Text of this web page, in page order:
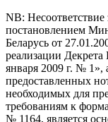
NB:
постановлением
Беларусь от
реализации Декрета
января 2009 г. № 1»,
предоставленных
необходимых для
требованиям к
№ 1164, является